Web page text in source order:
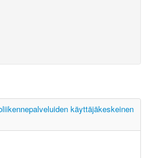
käyttäjäkeskeinen